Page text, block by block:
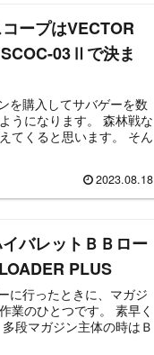
ープはVECTOR
03Ⅱで決ま
ります。 森林戦な
ると思います。 そん
2023.08.18
バレットＢＢロー
PLUS
ひとつです。 素早く